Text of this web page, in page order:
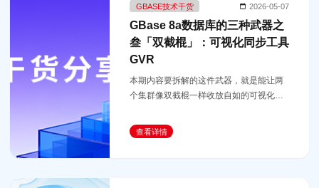
GBASE技术干货 2026-05-07
GBase 8a数据库的三种武器之
叁「双截棍」：可视化同步工具
GVR
本期内容要拆解的这件武器，就是能让两
个集群像双截棍一样收放自如的可视化同
查看详情